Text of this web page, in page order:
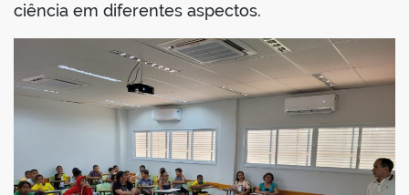
ciência em diferentes aspectos.